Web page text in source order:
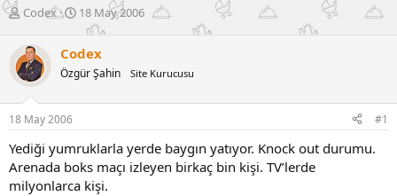
K
n
u
y
u
B
a
l
a
t
Codex
B
l
a
g
t
a
r
18 May 2006
Codex
Özgür Şahin Site Kurucusu
18 May 2006 #1
Yediği yumruklarla yerde baygın yatıyor. Knock out durumu.
Arenada boks maçı izleyen birkaç bin kişi. TV’lerde
milyonlarca kişi.